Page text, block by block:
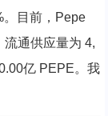
。目前，Pepe
通供应量为 4,
亿 PEPE。我